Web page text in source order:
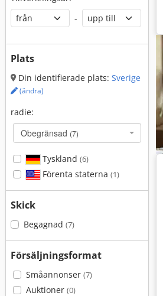
-
Plats
Din identifierade plats: Sverige
(ändra)
radie:
Obegränsad (7)
Tyskland (6)
Förenta staterna (1)
Skick
Begagnad (7)
Försäljningsformat
Småannonser (7)
Auktioner (0)